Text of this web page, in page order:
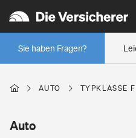
Sie haben Fragen?
Wer versichert was: Jetzt
Regionalklassen: So ist Ihre
Wer versichert was: Jetzt
AUTO TYPKLASSE
Auto